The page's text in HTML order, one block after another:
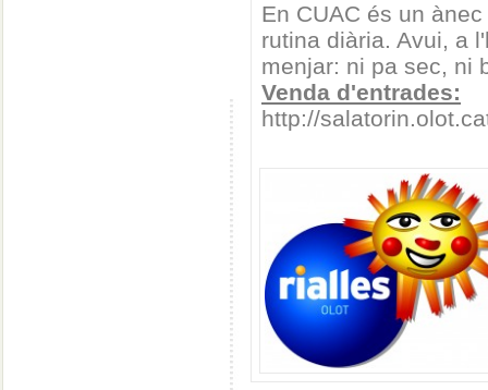
En CUAC és un
rutina diària. Avui, a
menjar: ni pa sec, ni
Venda d'entrades:
http://